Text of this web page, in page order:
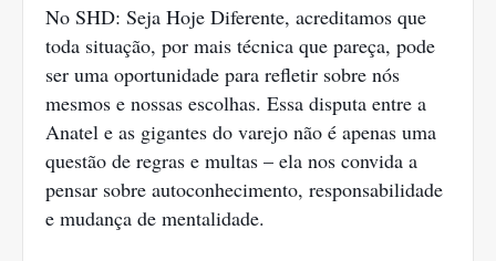
No SHD: Seja Hoje Diferente, acreditamos que
toda situação, por mais técnica que pareça, pode
ser uma oportunidade para refletir sobre nós
mesmos e nossas escolhas. Essa disputa entre a
Anatel e as gigantes do varejo não é apenas uma
questão de regras e multas – ela nos convida a
pensar sobre autoconhecimento, responsabilidade
e mudança de mentalidade.